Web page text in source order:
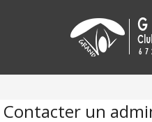
Contacter un